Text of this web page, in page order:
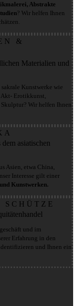
Abstrakte
? Wir helfen Ihnen
&
Materialien und
Kunstwerke wie
Erotikkunst,
Wir helfen Ihnen
asiatischen
Asien, etwa China,
Interesse gilt einer
Kunstwerken.
und im
Erfahrung in den
und Ihnen ein